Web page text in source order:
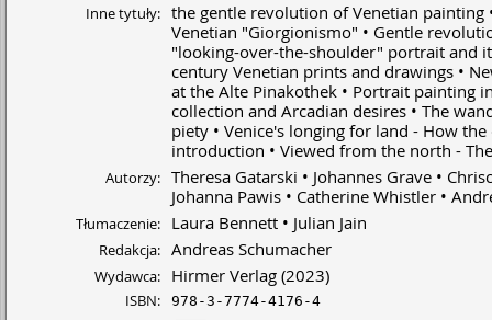
Inne tytuły: the gentle revolution of Venetian painting
Venetian "Giorgionismo"
Gentle
"looking-over-the-shoulder" portrait and
century Venetian prints and drawings
at the Alte Pinakothek
Portrait painting
collection and Arcadian desires
The
piety
Venice's longing for land - How
introduction
Viewed from the north -
Autorzy: Theresa Gatarski Johannes Grave
Johanna Pawis
Catherine Whistler
Tłumaczenie: Laura Bennett Julian Jain
Redakcja: Andreas Schumacher
Wydawca: Hirmer Verlag (2023)
ISBN: 978-3-7774-4176-4